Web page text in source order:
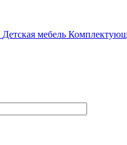
Детская мебель